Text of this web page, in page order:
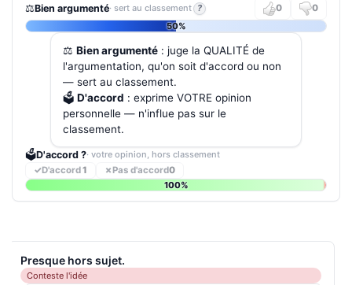
⚖️Bien argumenté· sert au classement ? 0
0
50%
⚖️ Bien argumenté : juge la QUALITÉ de
l'argumentation, qu'on soit d'accord ou non
— sert au classement.
🗳️ D'accord : exprime VOTRE opinion
personnelle — n'influe pas sur le
classement.
🗳️D'accord ?· votre opinion, hors classement
✓D'accord1 ✗Pas d'accord0
100%
Presque hors sujet.
Conteste l'idée